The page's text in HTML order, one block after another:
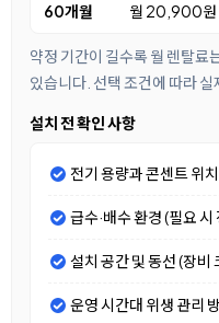
60개월 월 20,900원
약정 기간이 길수록 월 렌탈료
있습니다. 선택 조건에 따라 실
설치 전 확인 사항
전기 용량과 콘센트 위
급수·배수 환경 (필요
설치 공간 및 동선 (장비
운영 시간대 위생 관리